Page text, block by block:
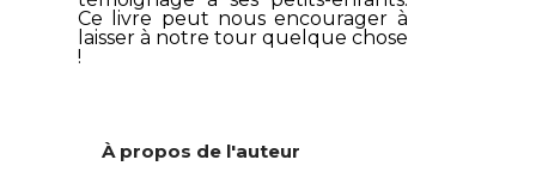
Ce livre peut nous encourager à
laisser à notre tour quelque chose
!
À propos de l'auteur